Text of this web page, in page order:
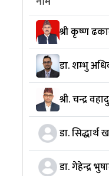
श्री कृष्ण
डा. शम्भु
श्री. चन्द्र
डा. सिद्धार्थ
डा. गेहेन्द्र